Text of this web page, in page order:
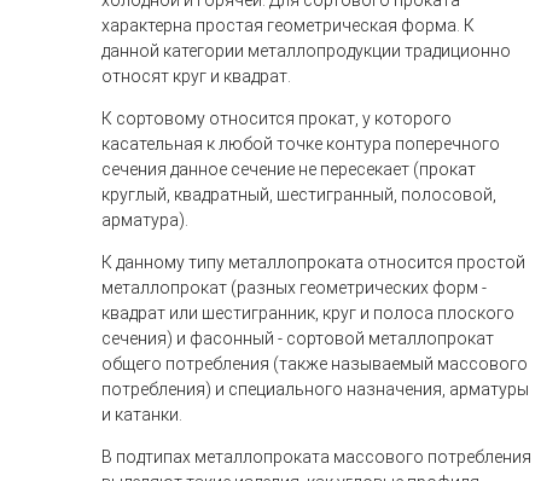
характерна простая геометрическая форма. К
данной категории металлопродукции традиционно
относят круг и квадрат.
К сортовому относится прокат, у которого
касательная к любой точке контура поперечного
сечения данное сечение не пересекает (прокат
круглый, квадратный, шестигранный, полосовой,
арматура).
К данному типу металлопроката относится простой
металлопрокат (разных геометрических форм -
квадрат или шестигранник, круг и полоса плоского
сечения) и фасонный - сортовой металлопрокат
общего потребления (также называемый массового
потребления) и специального назначения, арматуры
и катанки.
В подтипах металлопроката массового потребления